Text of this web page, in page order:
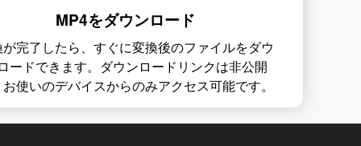
MP4をダウンロード
完了したら、すぐに変換後のファイルをダウ
ードできます。ダウンロードリンクは非公開
使いのデバイスからのみアクセス可能です。